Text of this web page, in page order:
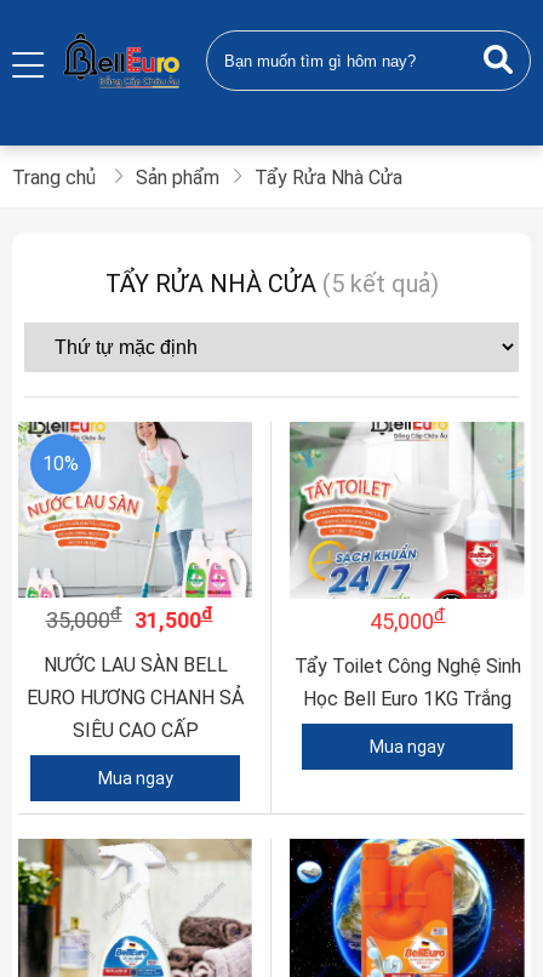
Trang chủ Sản phẩm Tẩy Rửa Nhà Cửa
TẨY RỬA NHÀ CỬA (5 kết quả)
10%
35,000đ 31,500đ
NƯỚC LAU SÀN BELL
EURO HƯƠNG CHANH SẢ
SIÊU CAO CẤP
Mua ngay
45,000đ
Tẩy Toilet Công Nghệ Sinh
Học Bell Euro 1KG Trắng
Mua ngay